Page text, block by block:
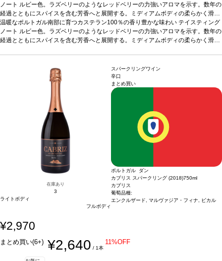
ノート ルビー色。ラズベリーのようなレッドベリーの力強いアロマを示す。数年の
経過とともにスパイスを含む芳香へと展開する。ミディアムボディの柔らかく滑ら
かな味わいに、心地よい余韻の後味が続く。合う料理ジビエ、グリル肉、チーズ
などと好相性。葡萄品種カステラン 100%認証サスティナブルHACCP認証*本ヴ
ィンテージが在庫切れの場合、在庫があり価格が同様の場合は自動的に次のヴィン
温暖なポルトガル南部に育つカステラン100％の香り豊かな味わい テイスティング
ノート ルビー色。ラズベリーのようなレッドベリーの力強いアロマを示す。数年の
経過とともにスパイスを含む芳香へと展開する。ミディアムボディの柔らかく滑ら
ィンテージが在庫切れの場合、在庫があり価格が同様の場合は自動的に次のヴィン
テージに変更されます、ご了承ください。
在庫あり
3
ライトボディ
フルボディ
スパークリングワイン
辛口
まとめ買い
ポルトガル ダン
カブリス スパークリング (2018)750ml
カブリス
葡萄品種:
エンクルザード, マルヴァジア・フィナ, ビカル
¥2,970
まとめ買い(6+) ¥2,640 / 1本
11%OFF